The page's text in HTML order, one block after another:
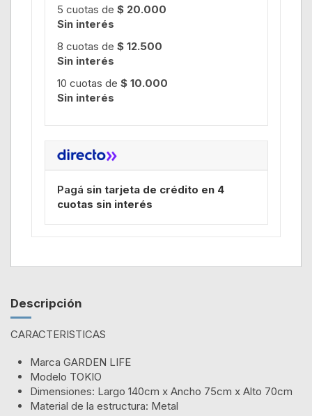
5 cuotas de $ 20.000
Sin interés
8 cuotas de $ 12.500
Sin interés
10 cuotas de $ 10.000
Sin interés
Pagá sin tarjeta de crédito en 4
cuotas sin interés
Descripción
CARACTERISTICAS
Marca GARDEN LIFE
Modelo TOKIO
Dimensiones: Largo 140cm x Ancho 75cm x Alto 70cm
Material de la estructura: Metal